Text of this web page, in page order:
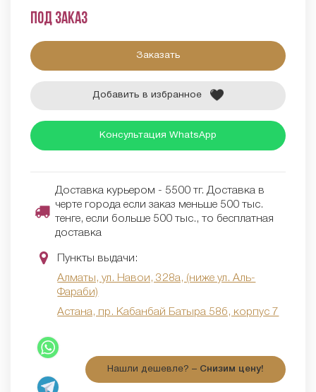
Под заказ
Заказать
Добавить в избранное
Консультация WhatsApp
Доставка курьером - 5500 тг. Доставка в
черте города если заказ меньше 500 тыс.
тенге, если больше 500 тыс., то бесплатная
доставка
Пункты выдачи:
Алматы, ул. Навои, 328а, (ниже ул. Аль-
Фараби)
Астана, пр. Кабанбай Батыра 58б, корпус 7
Нашли дешевле? – Снизим цену!